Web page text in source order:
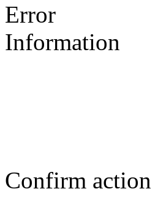
Error
Information
Confirm action